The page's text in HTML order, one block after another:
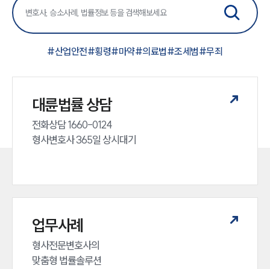
#산업안전#횡령#마약#의료법#조세범#무죄
대륜법률 상담
전화상담 1660-0124
형사변호사 365일 상시대기
업무사례
형사전문변호사의
맞춤형 법률솔루션